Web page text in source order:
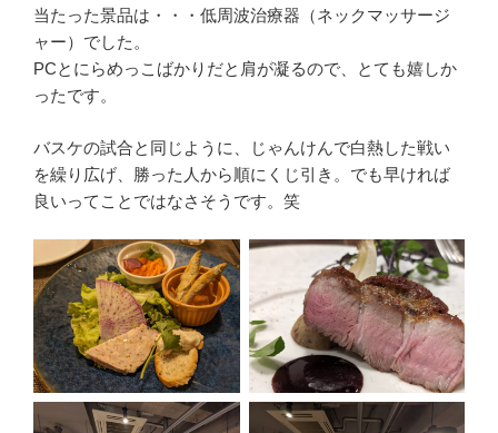
当たった景品は・・・低周波治療器（ネックマッサージ
ャー）でした。
PCとにらめっこばかりだと肩が凝るので、とても嬉しか
ったです。
バスケの試合と同じように、じゃんけんで白熱した戦い
を繰り広げ、勝った人から順にくじ引き。でも早ければ
良いってことではなさそうです。笑